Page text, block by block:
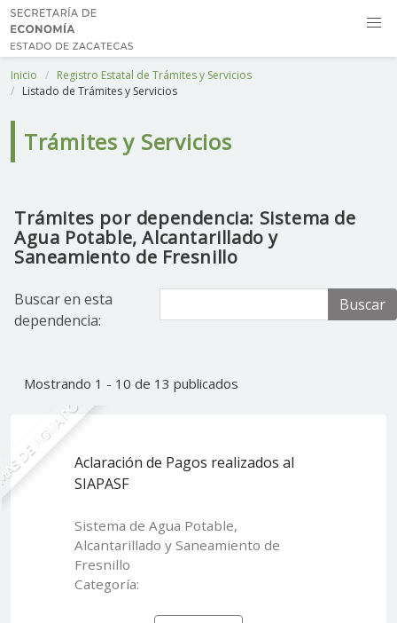
Inicio
Registro Estatal de Trámites y Servicios
Listado de Trámites y Servicios
Trámites y Servicios
Trámites por dependencia: Sistema de
Agua Potable, Alcantarillado y
Saneamiento de Fresnillo
Buscar en esta
dependencia:
Buscar
Mostrando 1 - 10 de 13 publicados
AGUA POTABLEAclaración de Pagos realizados al
SIAPASF
Sistema de Agua Potable,
Alcantarillado y Saneamiento de
Fresnillo
Categoría: